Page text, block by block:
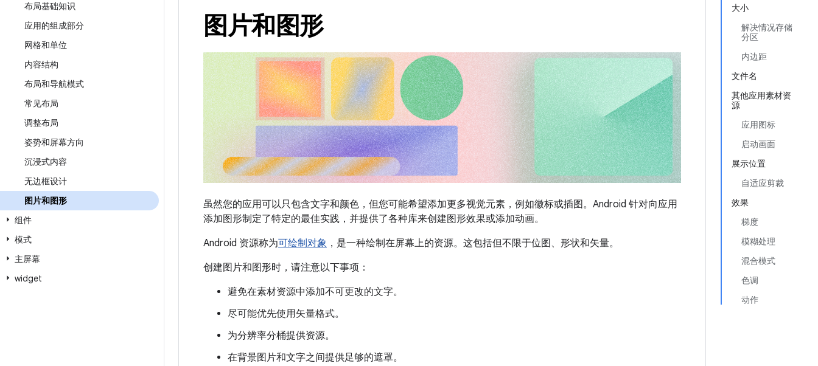
布局基础知识
应用的组成部分
网格和单位
内容结构
布局和导航模式
常见布局
调整布局
姿势和屏幕方向
沉浸式内容
无边框设计
图片和图形
组件
模式
主屏幕
widget
大小
解决情况存储
分区
内边距
文件名
其他应用素材资
源
应用图标
启动画面
展示位置
自适应剪裁
效果
梯度
模糊处理
混合模式
色调
动作
图片和图形
虽然您的应用可以只包含文字和颜色，但您可能希望添加更多视觉元素，例如徽标或插图。Android 针对向应用
添加图形制定了特定的最佳实践，并提供了各种库来创建图形效果或添加动画。
Android 资源称为可绘制对象 ，是一种绘制在屏幕上的资源。这包括但不限于位图、形状和矢量。
创建图片和图形时，请注意以下事项：
避免在素材资源中添加不可更改的文字。
尽可能优先使用矢量格式。
为分辨率分桶提供资源。
在背景图片和文字之间提供足够的遮罩。